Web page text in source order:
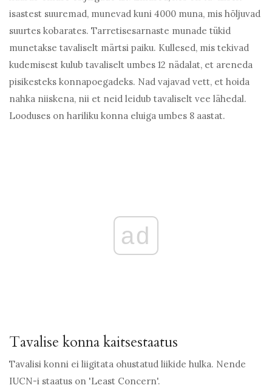
isastest suuremad, munevad kuni 4000 muna, mis hõljuvad
suurtes kobarates. Tarretisesarnaste munade tükid
munetakse tavaliselt märtsi paiku. Kullesed, mis tekivad
kudemisest kulub tavaliselt umbes 12 nädalat, et areneda
pisikesteks konnapoegadeks. Nad vajavad vett, et hoida
nahka niiskena, nii et neid leidub tavaliselt vee lähedal.
Looduses on hariliku konna eluiga umbes 8 aastat.
ad
Tavalise konna kaitsestaatus
Tavalisi konni ei liigitata ohustatud liikide hulka. Nende
IUCN-i staatus on 'Least Concern'.